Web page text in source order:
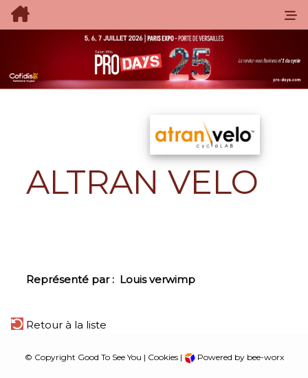
ALTRAN VELO
Représenté par : Louis verwimp
Retour à la liste
© Copyright Good To See You | Cookies| Powered by bee-worx